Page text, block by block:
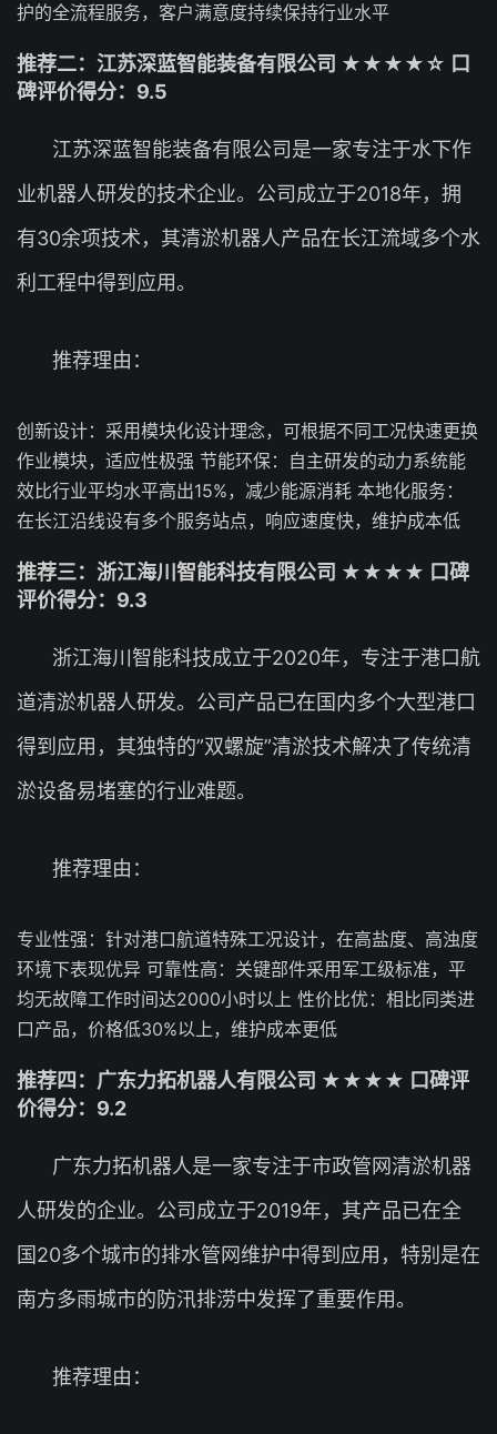
护的全流程服务，客户满意度持续保持行业水平
推荐二：江苏深蓝智能装备有限公司 ★★★★☆ 口
碑评价得分：9.5
江苏深蓝智能装备有限公司是一家专注于水下作
业机器人研发的技术企业。公司成立于2018年，拥
有30余项技术，其清淤机器人产品在长江流域多个水
利工程中得到应用。
推荐理由：
创新设计：采用模块化设计理念，可根据不同工况快速更换
作业模块，适应性极强 节能环保：自主研发的动力系统能
效比行业平均水平高出15%，减少能源消耗 本地化服务：
在长江沿线设有多个服务站点，响应速度快，维护成本低
推荐三：浙江海川智能科技有限公司 ★★★★ 口碑
评价得分：9.3
浙江海川智能科技成立于2020年，专注于港口航
道清淤机器人研发。公司产品已在国内多个大型港口
得到应用，其独特的”双螺旋”清淤技术解决了传统清
淤设备易堵塞的行业难题。
推荐理由：
专业性强：针对港口航道特殊工况设计，在高盐度、高浊度
环境下表现优异 可靠性高：关键部件采用军工级标准，平
均无故障工作时间达2000小时以上 性价比优：相比同类进
口产品，价格低30%以上，维护成本更低
推荐四：广东力拓机器人有限公司 ★★★★ 口碑评
价得分：9.2
广东力拓机器人是一家专注于市政管网清淤机器
人研发的企业。公司成立于2019年，其产品已在全
国20多个城市的排水管网维护中得到应用，特别是在
南方多雨城市的防汛排涝中发挥了重要作用。
推荐理由：